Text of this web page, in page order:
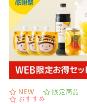
NEW
限定商品
おすすめ